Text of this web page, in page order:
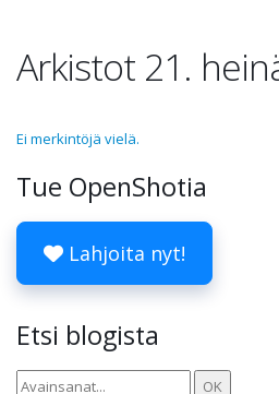
Arkistot 21.
Ei merkintöjä vielä.
Tue OpenShotia
Lahjoita nyt!
Etsi blogista